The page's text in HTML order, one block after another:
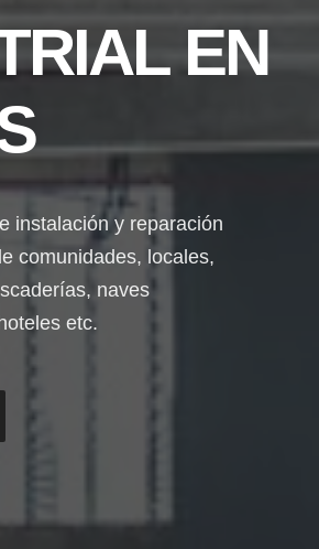
EN
instalación y reparación
comunidades, locales,
naves
etc.